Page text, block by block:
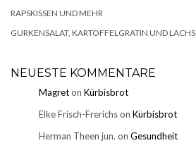
RAPSKISSEN UND MEHR
GURKENSALAT, KARTOFFELGRATIN UND LACHS
NEUESTE KOMMENTARE
Magreton Kürbisbrot
Elke Frisch-Frerichson Kürbisbrot
Herman Theen jun. on Gesundheit